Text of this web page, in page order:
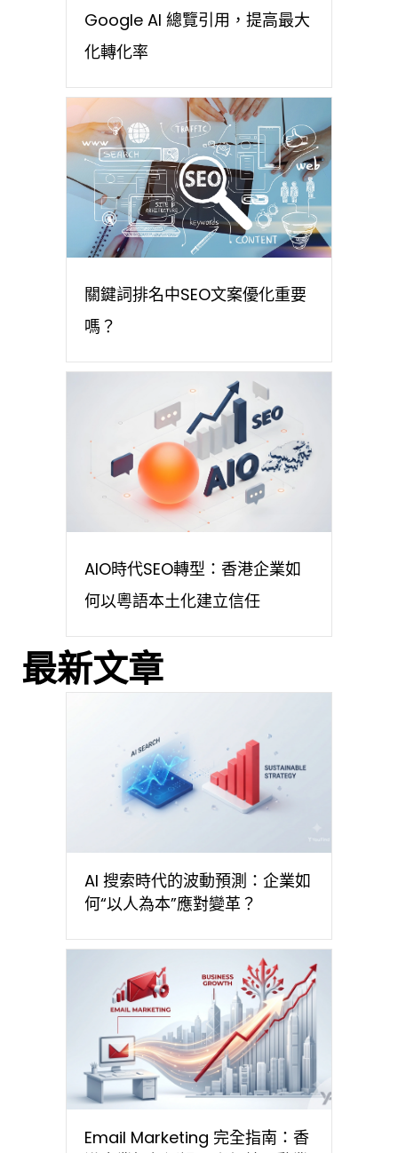
Google AI 總覽引用，提高最大
化轉化率
關鍵詞排名中SEO文案優化重要
嗎？
AIO時代SEO轉型：香港企業如
何以粵語本土化建立信任
最新文章
AI 搜索時代的波動預測：企業如
何“以人為本”應對變革？
Email Marketing 完全指南：香